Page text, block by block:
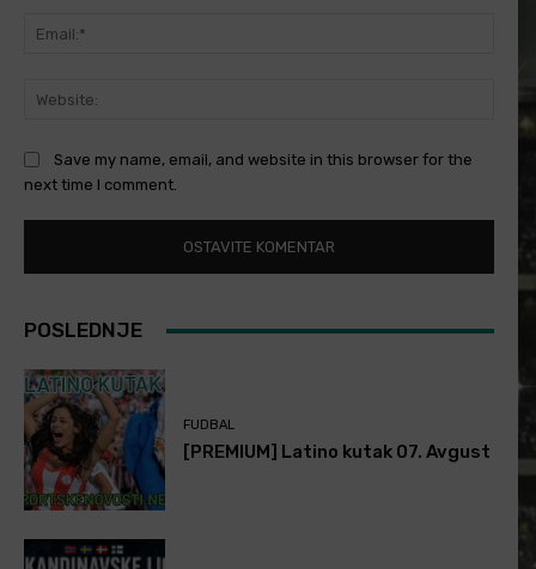
Save my name, email, and website in this browser for the
next time I comment.
POSLEDNJE
FUDBAL
[PREMIUM] Latino kutak 07. Avgust